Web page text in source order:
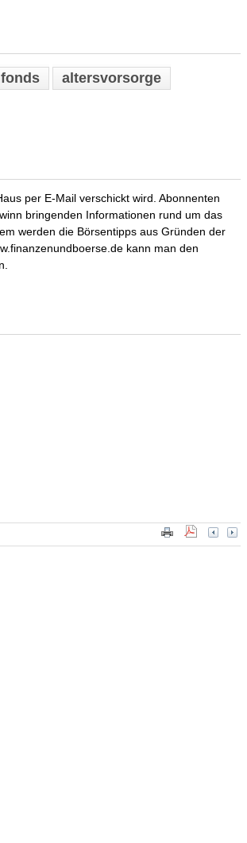
altersvorsorge
per E-Mail verschickt wird. Abonnenten
bringenden Informationen rund um das
werden die Börsentipps aus Gründen der
kann man den